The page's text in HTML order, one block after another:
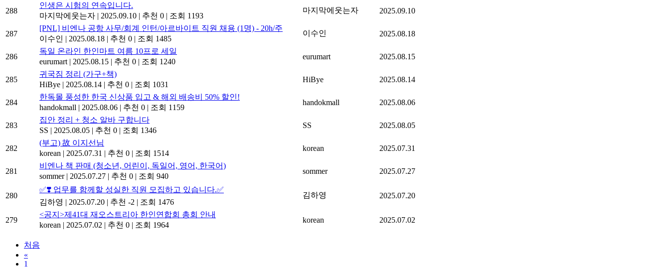
288
인생은 시험의 연속입니다.
마지막에웃는자 | 2025.09.10 | 추천 0 | 조회 1193
마지막에웃는자 2025.09.10
287
[PNL] 비엔나 공항 사무/회계 인턴/아르바이트 직원 채용 (1명) - 20h/주
이수인 | 2025.08.18 | 추천 0 | 조회 1485
이수인 2025.08.18
286
독일 온라인 한인마트 여름 10프로 세일
eurumart | 2025.08.15 | 추천 0 | 조회 1240
eurumart 2025.08.15
285
귀국짐 정리 (가구+책)
HiBye | 2025.08.14 | 추천 0 | 조회 1031
HiBye 2025.08.14
284
한독몰 풍성한 한국 신상품 입고 & 해외 배송비 50% 할인!
handokmall | 2025.08.06 | 추천 0 | 조회 1159
handokmall 2025.08.06
283
집안 정리 + 청소 알바 구합니다
SS | 2025.08.05 | 추천 0 | 조회 1346
SS 2025.08.05
282
(부고) 故 이지선님
korean | 2025.07.31 | 추천 0 | 조회 1514
korean 2025.07.31
281
비엔나 책 판매 (청소년, 어린이, 독일어, 영어, 한국어)
sommer | 2025.07.27 | 추천 0 | 조회 940
sommer 2025.07.27
280
✅❣️ 업무를 함께할 성실한 직원 모집하고 있습니다.✅
김하영 | 2025.07.20 | 추천 -2 | 조회 1476
김하영 2025.07.20
279
<공지>제41대 재오스트리아 한인연합회 총회 안내
korean | 2025.07.02 | 추천 0 | 조회 1964
korean 2025.07.02
처음
«
1